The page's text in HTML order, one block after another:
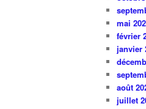
mai
février
janvier
août
juillet